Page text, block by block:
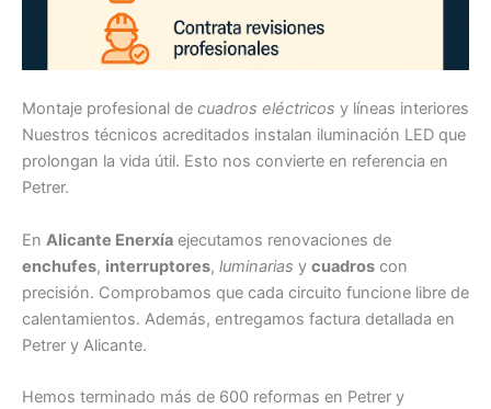
Montaje profesional de cuadros eléctricos y líneas interiores
Nuestros técnicos acreditados instalan iluminación LED que
prolongan la vida útil. Esto nos convierte en referencia en
Petrer.
En Alicante Enerxía ejecutamos renovaciones de
enchufes, interruptores, luminarias y cuadros con
precisión. Comprobamos que cada circuito funcione libre de
calentamientos. Además, entregamos factura detallada en
Petrer y Alicante.
Hemos terminado más de 600 reformas en Petrer y